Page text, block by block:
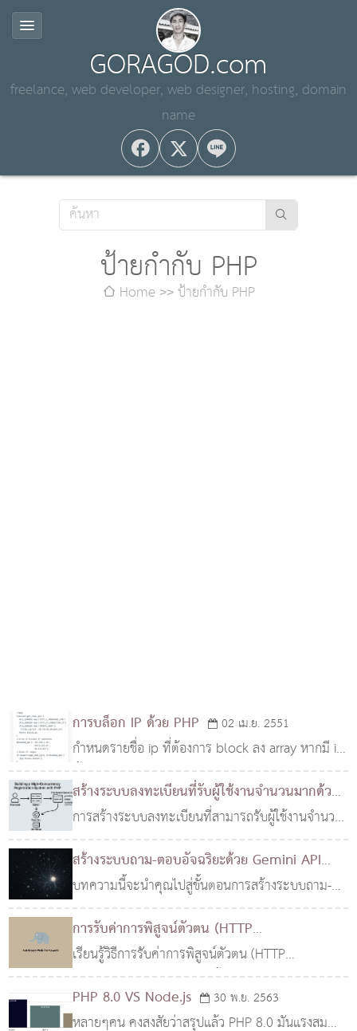
GORAGOD.com
freelance, web developer, web designer, hosting, domain
name
ป้ายกำกับ PHP
Home ป้ายกำกับ PHP
การบล็อก IP ด้วย PHP 02 เม.ย. 2551
กำหนดรายชื่อ ip ที่ต้องการ block ลง array หากมี ip
นี้เข้ามาให้ออกจากเพจไปเลย
สร้างระบบลงทะเบียนที่รับผู้ใช้งานจำนวนมากด้วย
PHP
05 ก.ค. 2568
การสร้างระบบลงทะเบียนที่สามารถรับผู้ใช้งานจำนวน
มากพร้อมกันเป็นความท้าทายใหญ่ โดยเฉพาะเมื่อต้อง
ทำงานบน Hosting ที่มีข้อจำกัดด้านทรัพยากร
บทความนี้จะแนะนำเทคนิคการสร้างระบบที่สามารถ
รับแรงกดดันสูงได้อย่างมีประสิทธิภาพ
สร้างระบบถาม-ตอบอัจฉริยะด้วย Gemini API
และ Embeddings จากฐานข้อมูลของคุณ
08
พ.ค. 2568
บทความนี้จะนำคุณไปสู่ขั้นตอนการสร้างระบบถาม-
ตอบอัจฉริยะ โดยใช้ประโยชน์จากพลังของ Gemini
API ในการทำความเข้าใจภาษา และ Embeddings
ในการค้นหาข้อมูลที่เกี่ยวข้องจากฐานข้อมูลของคุณ
เพื่อให้ได้คำตอบที่อิงกับข้อมูลของคุณเอง
การรับค่าการพิสูจน์ตัวตน (HTTP
Authentication) ใน PHP
12 พ.ย. 2563
เรียนรู้วิธีการรับค่าการพิสูจน์ตัวตน (HTTP
Authentication) ใน PHP ทั้งแบบ Basic และ Bearer
พร้อมตัวอย่างการใช้งานและการตั้งค่า Cross-
PHP 8.0 VS Node.js 30 พ.ย. 2563
หลายๆคน คงสงสัยว่าสรุปแล้ว PHP 8.0 มันแรงสมคำ